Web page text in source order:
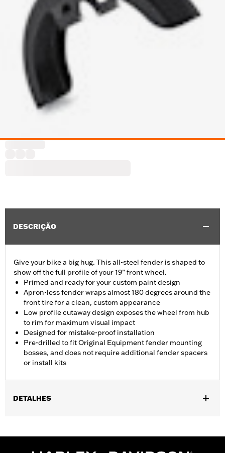
DESCRIÇÃO
Give your bike a big hug. This all-steel fender is shaped to
show off the full profile of your 19” front wheel.
Primed and ready for your custom paint design
Apron-less fender wraps almost 180 degrees around the
front tire for a clean, custom appearance
Low profile cutaway design exposes the wheel from hub
to rim for maximum visual impact
Designed for mistake-proof installation
Pre-drilled to fit Original Equipment fender mounting
bosses, and does not require additional fender spacers
or install kits
DETALHES